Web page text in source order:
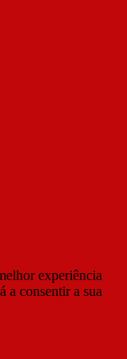
experiência
a consentir a sua